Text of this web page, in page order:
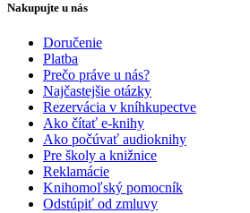
Nakupujte u nás
Doručenie
Platba
Prečo práve u nás?
Najčastejšie otázky
Rezervácia v kníhkupectve
Ako čítať e-knihy
Ako počúvať audioknihy
Pre školy a knižnice
Reklamácie
Knihomoľský pomocník
Odstúpiť od zmluvy